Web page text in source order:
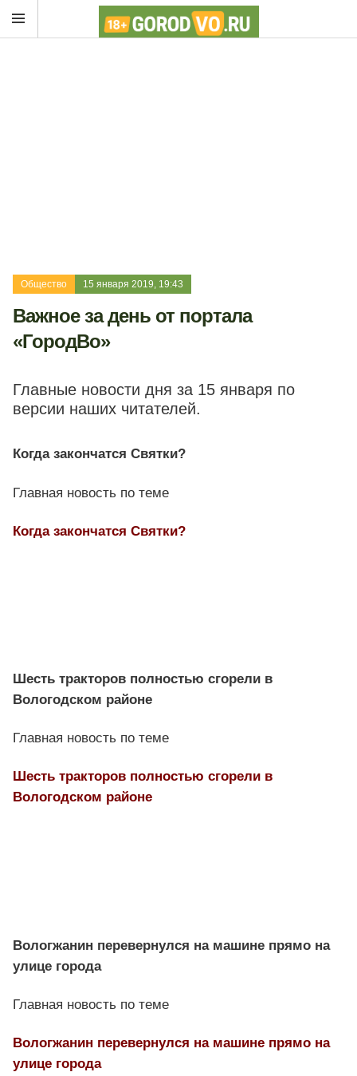
Общество 15 января 2019, 19:43
Важное за день от портала
«ГородВо»
Главные новости дня за 15 января по
версии наших читателей.
Когда закончатся Святки?
Главная новость по теме
Когда закончатся Святки?
Шесть тракторов полностью сгорели в
Вологодском районе
Главная новость по теме
Шесть тракторов полностью сгорели в
Вологодском районе
Вологжанин перевернулся на машине прямо на
улице города
Главная новость по теме
Вологжанин перевернулся на машине прямо на
улице города